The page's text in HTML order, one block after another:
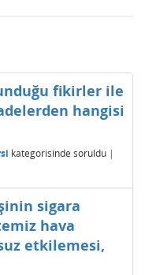
fikirler ile
hangisi
kategorisinde soruldu |
sigara
hava
etkilemesi,